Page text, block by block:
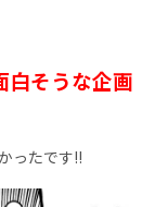
白そうな企画
ったです!!